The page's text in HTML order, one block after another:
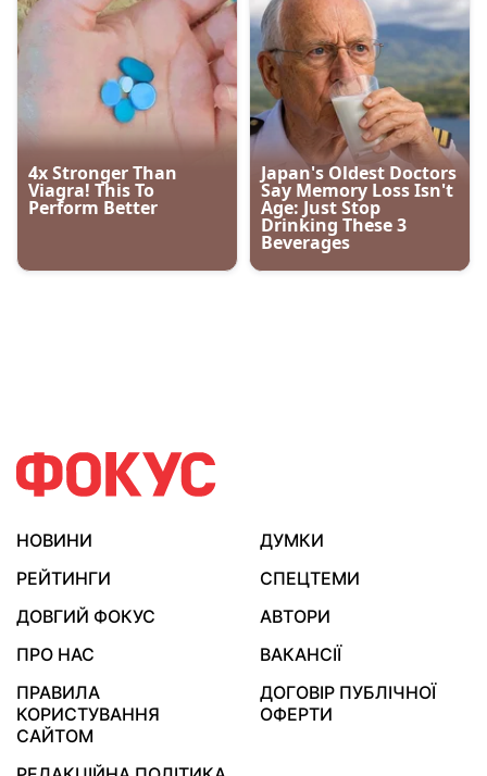
НОВИНИ
ДУМКИ
РЕЙТИНГИ
СПЕЦТЕМИ
ДОВГИЙ ФОКУС
АВТОРИ
ПРО НАС
ВАКАНСІЇ
ПРАВИЛА
КОРИСТУВАННЯ
САЙТОМ
ДОГОВІР ПУБЛІЧНОЇ
ОФЕРТИ